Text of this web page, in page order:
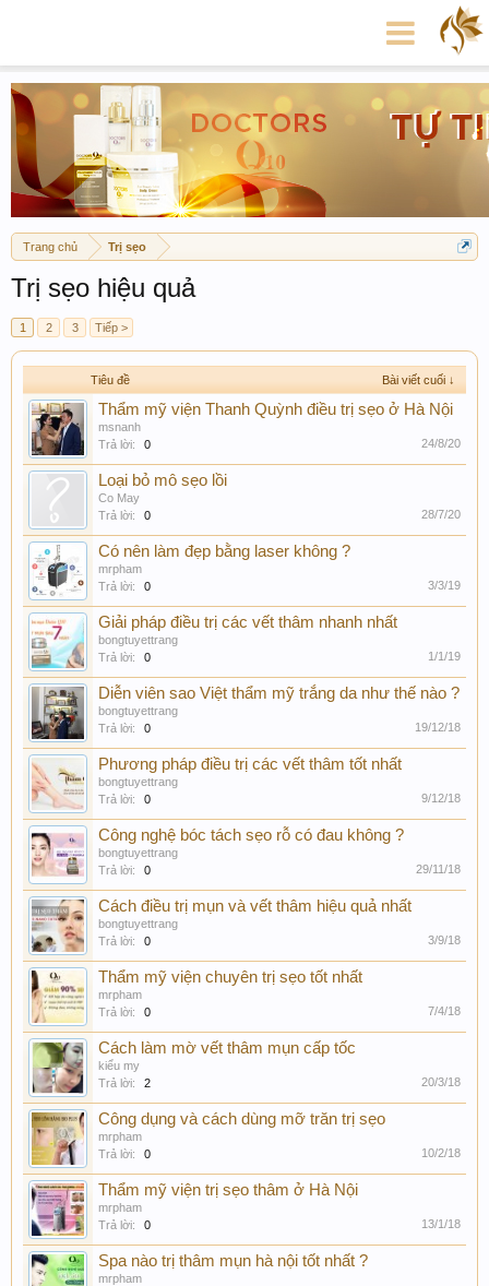
Trang chủ Trị sẹo
Trị sẹo hiệu quả
1 2 3 Tiếp >
Tiêu đề Bài viết cuối ↓
Thẩm mỹ viện Thanh Quỳnh điều trị sẹo ở Hà Nội
msnanh
Trả lời:
0 24/8/20
Loại bỏ mô sẹo lồi
Co May
Trả lời:
0 28/7/20
Có nên làm đẹp bằng laser không ?
mrpham
Trả lời:
0 3/3/19
Giải pháp điều trị các vết thâm nhanh nhất
bongtuyettrang
Trả lời:
0 1/1/19
Diễn viên sao Việt thẩm mỹ trắng da như thế nào ?
bongtuyettrang
Trả lời:
0 19/12/18
Phương pháp điều trị các vết thâm tốt nhất
bongtuyettrang
Trả lời:
0 9/12/18
Công nghệ bóc tách sẹo rỗ có đau không ?
bongtuyettrang
Trả lời:
0 29/11/18
Cách điều trị mụn và vết thâm hiệu quả nhất
bongtuyettrang
Trả lời:
0 3/9/18
Thẩm mỹ viện chuyên trị sẹo tốt nhất
mrpham
Trả lời:
0 7/4/18
Cách làm mờ vết thâm mụn cấp tốc
kiểu my
Trả lời:
2 20/3/18
Công dụng và cách dùng mỡ trăn trị sẹo
mrpham
Trả lời:
0 10/2/18
Thẩm mỹ viện trị sẹo thâm ở Hà Nội
mrpham
Trả lời:
0 13/1/18
Spa nào trị thâm mụn hà nội tốt nhất ?
mrpham